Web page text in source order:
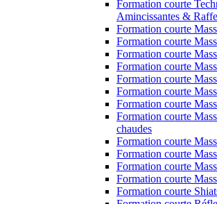
Formation courte
Amincissantes &
Formation courte
Formation courte
Formation courte
Formation courte
Formation courte
Formation courte
Formation courte
Formation courte
chaudes
Formation courte
Formation courte
Formation courte
Formation courte
Formation courte